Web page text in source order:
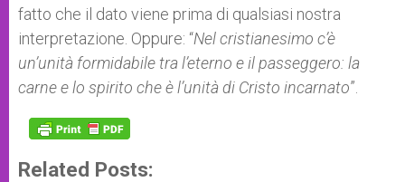
fatto che il dato viene prima di qualsiasi nostra
interpretazione. Oppure: “Nel cristianesimo c’è
un’unità formidabile tra l’eterno e il passeggero: la
carne e lo spirito che è l’unità di Cristo incarnato”.
Related Posts: